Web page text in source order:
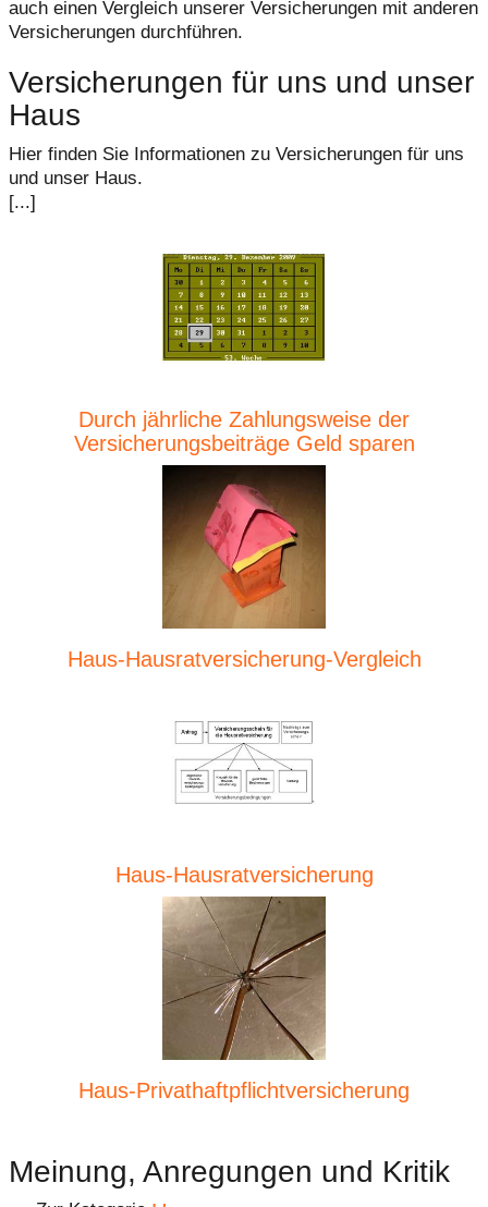
auch einen Vergleich unserer Versicherungen mit anderen
Versicherungen durchführen.
Versicherungen für uns und unser
Haus
Hier finden Sie Informationen zu Versicherungen für uns
und unser Haus.
[...]
Durch jährliche Zahlungsweise der
Versicherungsbeiträge Geld sparen
Haus-Hausratversicherung-Vergleich
Haus-Hausratversicherung
Haus-Privathaftpflichtversicherung
Meinung, Anregungen und Kritik